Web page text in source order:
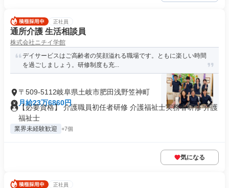
正社員
通所介護 生活相談員
株式会社ニチイ学館
デイサービスはご高齢者の笑顔溢れる職場です。ともに楽しい時間
を過ごしましょう。研修制度も充...
〒509-5112岐阜県土岐市肥田浅野笠神町
月給23万6860円
【必要資格】 介護職員初任者研修 介護福祉士実務者研修 介護
福祉士
業界未経験歓迎 +7個
気になる
正社員